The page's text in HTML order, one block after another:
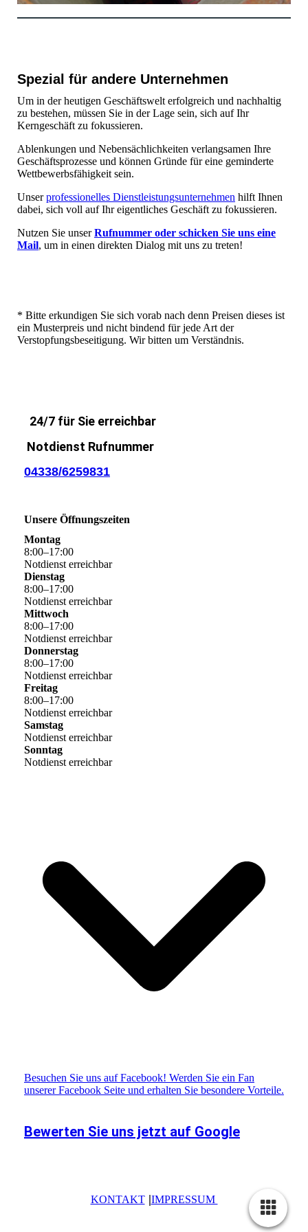
Spezial für andere Unternehmen
Um in der heutigen Geschäftswelt erfolgreich und nachhaltig
zu bestehen, müssen Sie in der Lage sein, sich auf Ihr
Kerngeschäft zu fokussieren.
Ablenkungen und Nebensächlichkeiten verlangsamen Ihre
Geschäftsprozesse und können Gründe für eine geminderte
Wettbewerbsfähigkeit sein.
Unserprofessionelles Dienstleistungsunternehmen hilft Ihnen
dabei, sich voll auf Ihr eigentliches Geschäft zu fokussieren.
Nutzen Sie unserRufnummer oder schicken Sie uns eine
Mail, um in einen direkten Dialog mit uns zu treten!
* Bitte erkundigen Sie sich vorab nach denn Preisen dieses ist
ein Musterpreis und nicht bindend für jede Art der
Verstopfungsbeseitigung. Wir bitten um Verständnis.
24/7 für Sie erreichbar
Notdienst Rufnummer
04338/6259831
Unsere Öffnungszeiten
Montag
8:00–17:00
Notdienst erreichbar
Dienstag
8:00–17:00
Notdienst erreichbar
Mittwoch
8:00–17:00
Notdienst erreichbar
Donnerstag
8:00–17:00
Notdienst erreichbar
Freitag
8:00–17:00
Notdienst erreichbar
Samstag
Notdienst erreichbar
Sonntag
Notdienst erreichbar
Besuchen Sie uns auf Facebook! Werden Sie ein Fan
unserer Facebook Seite und erhalten Sie besondere Vorteile.
Bewerten Sie uns jetzt auf Google
KONTAKT|IMPRESSUM